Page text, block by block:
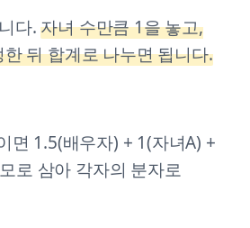
다.자녀 수만큼 1을 놓고,
뒤 합계로 나누면 됩니다.
면 1.5(배우자) + 1(자녀A) +
로 삼아 각자의 분자로